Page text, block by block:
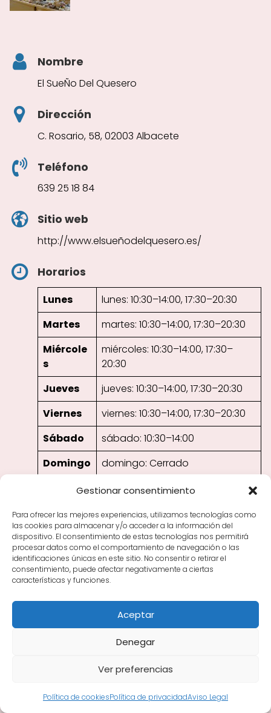
Gestionar consentimiento
Para ofrecer las mejores experiencias, utilizamos tecnologías como
las cookies para almacenar y/o acceder a la información del
dispositivo. El consentimiento de estas tecnologías nos permitirá
procesar datos como el comportamiento de navegación o las
identificaciones únicas en este sitio. No consentir o retirar el
consentimiento, puede afectar negativamente a ciertas
características y funciones.
Aceptar
Denegar
Ver preferencias
Política de cookiesPolítica de privacidadAviso Legal
Nombre
El SueÑo Del Quesero
Dirección
C. Rosario, 58, 02003 Albacete
Teléfono
639 25 18 84
Sitio web
http://www.elsueñodelquesero.es/
Horarios
Lunes
lunes: 10:30–14:00, 17:30–20:30
Martes
martes: 10:30–14:00, 17:30–20:30
Miércole
s
miércoles: 10:30–14:00, 17:30–
20:30
Jueves
jueves: 10:30–14:00, 17:30–20:30
Viernes
viernes: 10:30–14:00, 17:30–20:30
Sábado
sábado: 10:30–14:00
Domingo
domingo: Cerrado
4.9 / 5 (341 votos)